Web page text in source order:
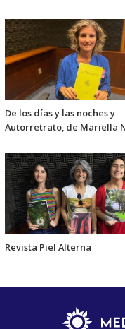
De los días y las noches y
Autorretrato, de Mariella
Revista Piel Alterna